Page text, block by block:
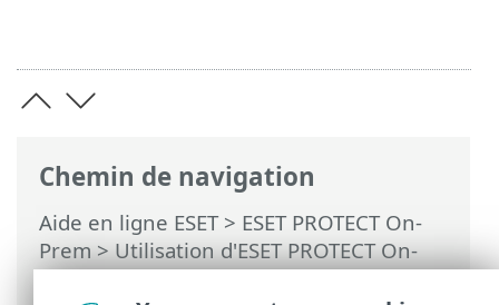
Chemin de navigation
Aide en ligne ESET> ESET PROTECT On-
Prem>Utilisation d'ESET PROTECT On-
Prem>ESET PROTECT On-Prem pour les